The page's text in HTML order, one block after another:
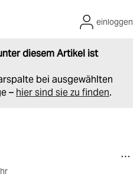
diesem Artikel ist
bei ausgewählten
– hier sind sie zu finden.
einloggen